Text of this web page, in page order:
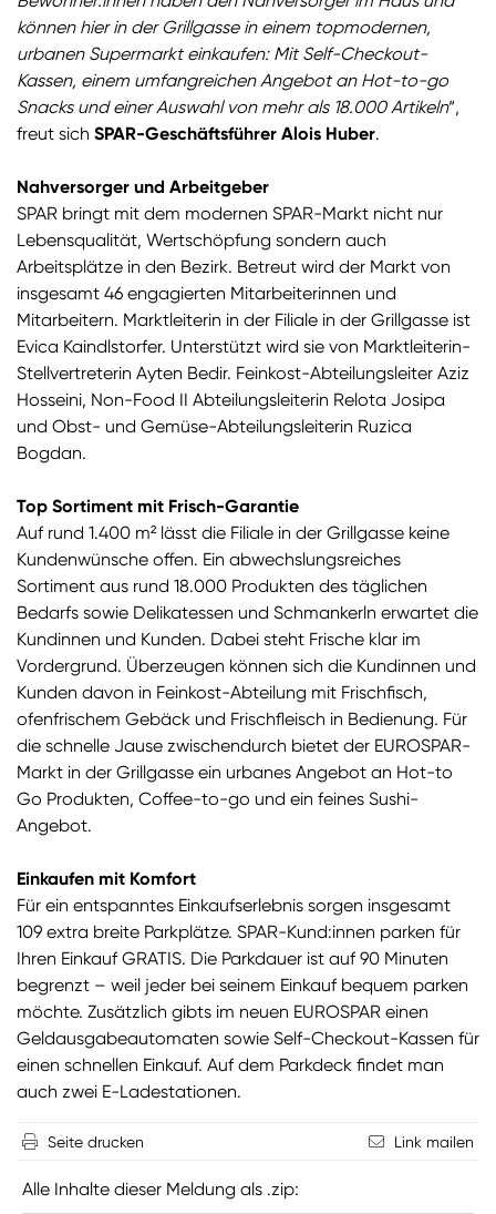
können hier in der Grillgasse in einem topmodernen,
urbanen Supermarkt einkaufen: Mit Self-Checkout-
Kassen, einem umfangreichen Angebot an Hot-to-go
Snacks und einer Auswahl von mehr als 18.000 Artikeln“,
freut sich SPAR-Geschäftsführer Alois Huber.
Nahversorger und Arbeitgeber
SPAR bringt mit dem modernen SPAR-Markt nicht nur
Lebensqualität, Wertschöpfung sondern auch
Arbeitsplätze in den Bezirk. Betreut wird der Markt von
insgesamt 46 engagierten Mitarbeiterinnen und
Mitarbeitern. Marktleiterin in der Filiale in der Grillgasse ist
Evica Kaindlstorfer. Unterstützt wird sie von Marktleiterin-
Stellvertreterin Ayten Bedir. Feinkost-Abteilungsleiter Aziz
Hosseini, Non-Food II Abteilungsleiterin Relota Josipa
und Obst- und Gemüse-Abteilungsleiterin Ruzica
Bogdan.
Top Sortiment mit Frisch-Garantie
Auf rund 1.400 m² lässt die Filiale in der Grillgasse keine
Kundenwünsche offen. Ein abwechslungsreiches
Sortiment aus rund 18.000 Produkten des täglichen
Bedarfs sowie Delikatessen und Schmankerln erwartet die
Kundinnen und Kunden. Dabei steht Frische klar im
Vordergrund. Überzeugen können sich die Kundinnen und
Kunden davon in Feinkost-Abteilung mit Frischfisch,
ofenfrischem Gebäck und Frischfleisch in Bedienung. Für
die schnelle Jause zwischendurch bietet der EUROSPAR-
Markt in der Grillgasse ein urbanes Angebot an Hot-to
Go Produkten, Coffee-to-go und ein feines Sushi-
Angebot.
Einkaufen mit Komfort
Für ein entspanntes Einkaufserlebnis sorgen insgesamt
109 extra breite Parkplätze. SPAR-Kund:innen parken für
Ihren Einkauf GRATIS. Die Parkdauer ist auf 90 Minuten
begrenzt – weil jeder bei seinem Einkauf bequem parken
möchte. Zusätzlich gibts im neuen EUROSPAR einen
Geldausgabeautomaten sowie Self-Checkout-Kassen für
einen schnellen Einkauf. Auf dem Parkdeck findet man
auch zwei E-Ladestationen.
Seite drucken Link mailen
Alle Inhalte dieser Meldung als .zip: